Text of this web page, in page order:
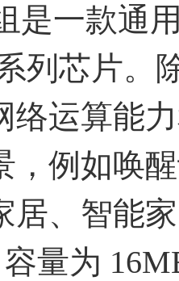
是一款通
系列芯片
络运算能
，例如唤
居、智能
量为